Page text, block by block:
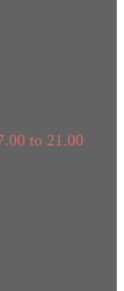
to 21.00